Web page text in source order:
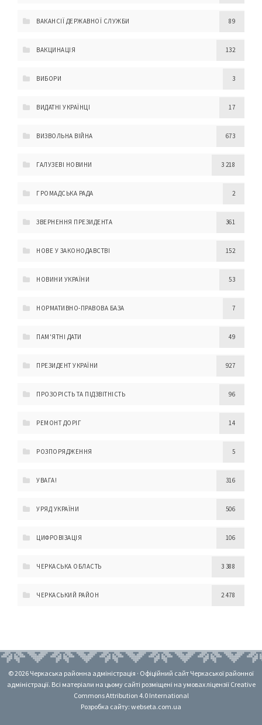
ВАКАНСІЇ ДЕРЖАВНОЇ СЛУЖБИ 89
ВАКЦИНАЦІЯ 132
ВИБОРИ 3
ВИДАТНІ УКРАЇНЦІ 17
ВИЗВОЛЬНА ВІЙНА 673
ГАЛУЗЕВІ НОВИНИ 3 218
ГРОМАДСЬКА РАДА 2
ЗВЕРНЕННЯ ПРЕЗИДЕНТА 361
НОВЕ У ЗАКОНОДАВСТВІ 152
НОВИНИ УКРАЇНИ 53
НОРМАТИВНО-ПРАВОВА БАЗА 7
ПАМ'ЯТНІ ДАТИ 49
ПРЕЗИДЕНТ УКРАЇНИ 927
ПРОЗОРІСТЬ ТА ПІДЗВІТНІСТЬ 96
РЕМОНТ ДОРІГ 14
РОЗПОРЯДЖЕННЯ 5
УВАГА! 316
УРЯД УКРАЇНИ 506
ЦИФРОВІЗАЦІЯ 106
ЧЕРКАСЬКА ОБЛАСТЬ 3 388
ЧЕРКАСЬКИЙ РАЙОН 2 478
© 2026 Черкаська районна адміністрація · Офіційний сайт Черкаської районної
адміністрації. Всі матеріали на цьому сайті розміщені на умовах ліцензії Creative
Commons Attribution 4.0 International
Розробка сайту: webseta.com.ua